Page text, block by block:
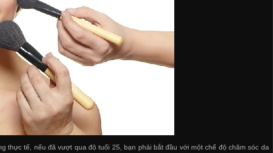
thực tế, nếu đã vượt qua độ tuổi 25, bạn phải bắt đầu với một chế độ chăm sóc da